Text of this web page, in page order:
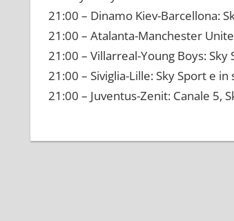
21:00 – Dinamo Kiev-Barcellona:
21:00 – Atalanta-Manchester
21:00 – Villarreal-Young Boys:
21:00 – Siviglia-Lille: Sky Sport e
21:00 – Juventus-Zenit: Canale 5,